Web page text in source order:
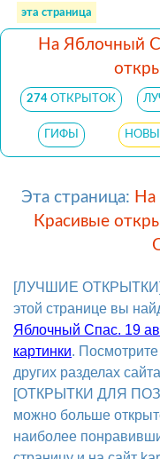
эта страница
На Яблочный
274ОТКРЫТОК
ГИФЫ
Эта страница: На
Красивые
[ЛУЧШИЕ ОТКРЫТКИ]
этой странице вы
Яблочный Спас. 19
картинки.
других разделах
[ОТКРЫТКИ ДЛЯ
можно больше
наиболее